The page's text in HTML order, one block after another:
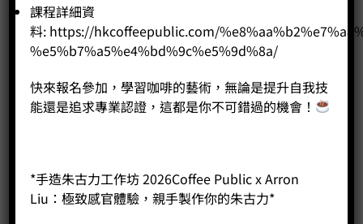
- +
BUY NOW
課程詳細資
料: https://hkcoffeepublic.com/
%e5%b7%a5%e4%bd%9c%e5%9d%8a/
快來報名參加，學習咖啡的藝術，無論是提升自我技
能還是追求專業認證，這都是你不可錯過的機會！
*手造朱古力工作坊 2026Coffee Public x Arron
Liu：極致感官體驗，親手製作你的朱古力*